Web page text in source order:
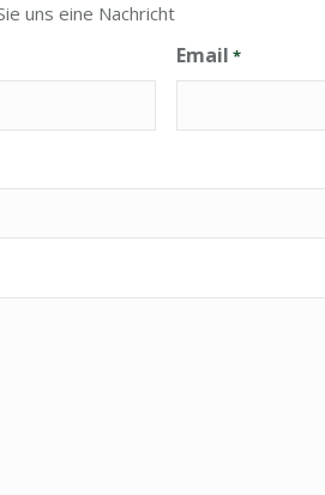
uns eine Nachricht
Email *